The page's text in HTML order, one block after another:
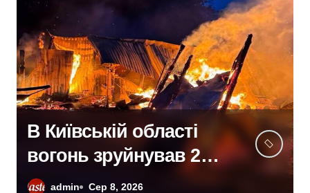
В Київській області
вогонь зруйнував 20
вольєрів у притулку
admin Сер 8, 2026